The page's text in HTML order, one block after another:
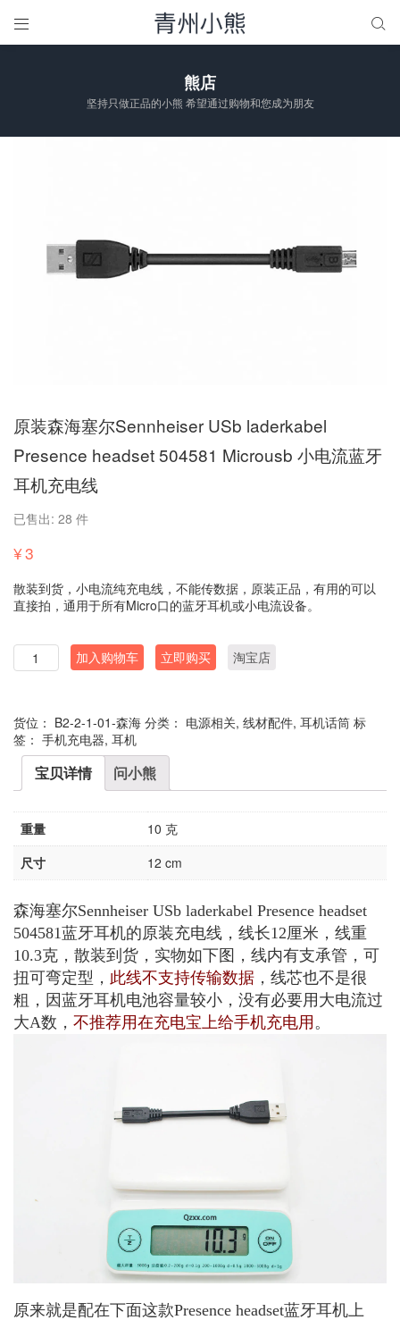
 
熊店
坚持只做正品的小熊 希望通过购物和您成为朋友
原装森海塞尔Sennheiser USb laderkabel
Presence headset 504581 Microusb 小电流蓝牙
耳机充电线
已售出: 28 件
¥3
散装到货，小电流纯充电线，不能传数据，原装正品，有用的可以
直接拍，通用于所有Micro口的蓝牙耳机或小电流设备。
数
量
加入购物车 立即购买 淘宝店
货位： B2-2-1-01-森海 分类： 电源相关, 线材配件, 耳机话筒 标
签： 手机充电器, 耳机
宝贝详情 问小熊
重量
10 克
尺寸
12 cm
森海塞尔Sennheiser USb laderkabel Presence headset
504581蓝牙耳机的原装充电线，线长12厘米，线重
10.3克，散装到货，实物如下图，线内有支承管，可
扭可弯定型， 此线不支持传输数据 ，线芯也不是很
粗，因蓝牙耳机电池容量较小，没有必要用大电流过
大A数， 不推荐用在充电宝上给手机充电用 。
原来就是配在下面这款Presence headset蓝牙耳机上